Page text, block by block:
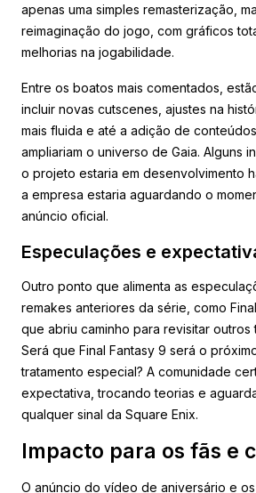
apenas uma simples remasterização,
reimaginação do jogo, com gráficos
melhorias na jogabilidade.
Entre os boatos mais comentados,
incluir novas cutscenes, ajustes na
mais fluida e até a adição de
ampliariam o universo de Gaia. Alguns
o projeto estaria em desenvolvimento
a empresa estaria aguardando o
anúncio oficial.
Especulações e
Outro ponto que alimenta as
remakes anteriores da série, como
que abriu caminho para revisitar outros
Será que Final Fantasy 9 será o
tratamento especial? A comunidade
expectativa, trocando teorias e
qualquer sinal da Square Enix.
Impacto para os fãs e
O anúncio do vídeo de aniversário e